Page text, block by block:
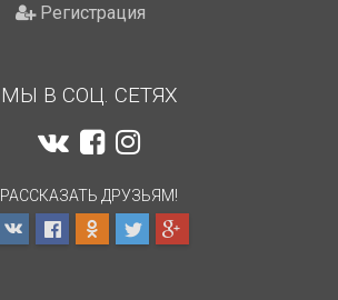
Регистрация
МЫ В СОЦ. СЕТЯХ
РАССКАЗАТЬ ДРУЗЬЯМ!